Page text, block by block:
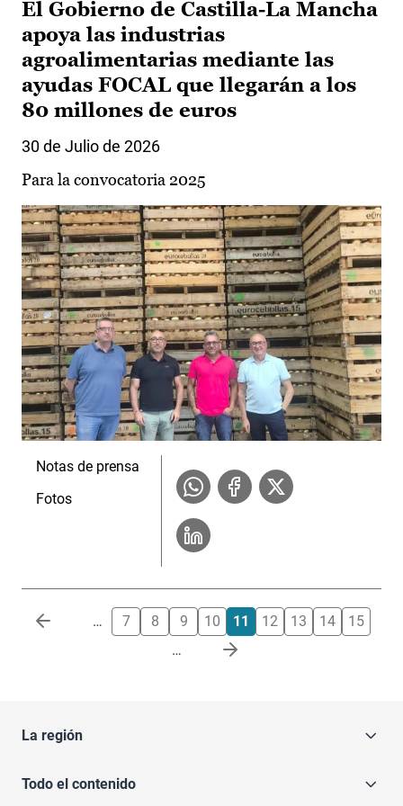
El Gobierno de Castilla-La Mancha
apoya las industrias
agroalimentarias mediante las
ayudas FOCAL que llegarán a los
80 millones de euros
30 de Julio de 2026
Para la convocatoria 2025
Notas de prensa
Fotos
Paginación … 7 8 9 10 11 12 13 14
15
…
La región
Todo el contenido